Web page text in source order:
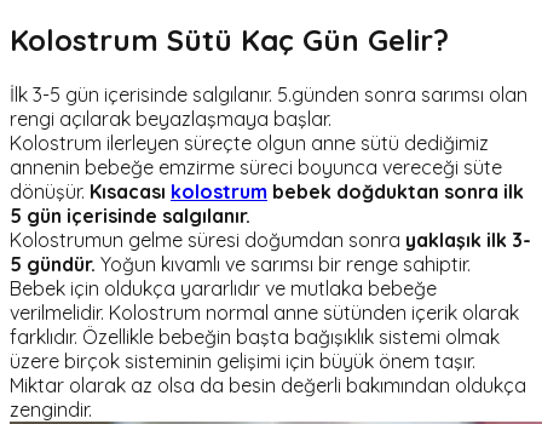
Kolostrum Sütü Kaç Gün Gelir?
İlk 3-5 gün içerisinde salgılanır. 5.günden sonra sarımsı olan
rengi açılarak beyazlaşmaya başlar.
Kolostrum ilerleyen süreçte olgun anne sütü dediğimiz
annenin bebeğe emzirme süreci boyunca vereceği süte
dönüşür. Kısacası kolostrum bebek doğduktan sonra ilk
5 gün içerisinde salgılanır.
Kolostrumun gelme süresi doğumdan sonra yaklaşık ilk 3-
5 gündür. Yoğun kıvamlı ve sarımsı bir renge sahiptir.
Bebek için oldukça yararlıdır ve mutlaka bebeğe
verilmelidir. Kolostrum normal anne sütünden içerik olarak
farklıdır. Özellikle bebeğin başta bağışıklık sistemi olmak
üzere birçok sisteminin gelişimi için büyük önem taşır.
Miktar olarak az olsa da besin değerli bakımından oldukça
zengindir.